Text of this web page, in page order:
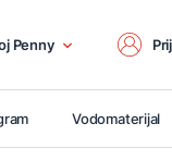
Penny
Vodomaterijal